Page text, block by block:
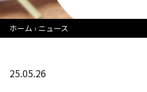
ホーム ニュース
25.05.26